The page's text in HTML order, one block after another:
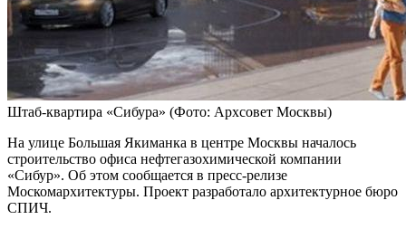
Штаб-квартира «Сибура» (Фото: Архсовет Москвы)
На улице Большая Якиманка в центре Москвы началось
строительство офиса нефтегазохимической компании
«Сибур». Об этом сообщается в пресс-релизе
Москомархитектуры. Проект разработало архитектурное бюро
СПИЧ.